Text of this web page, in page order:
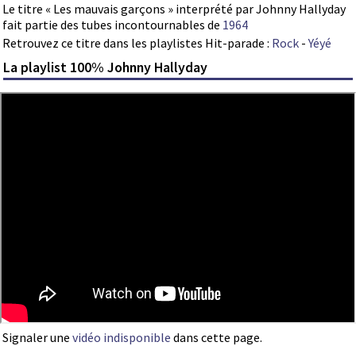
Le titre « Les mauvais garçons » interprété par Johnny Hallyday
fait partie des tubes incontournables de 1964
Retrouvez ce titre dans les playlistes Hit-parade : Rock -Yéyé
La playlist 100% Johnny Hallyday
Signaler une vidéo indisponible dans cette page.